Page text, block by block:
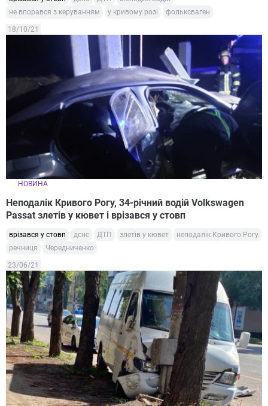
не впорався з керуванням
у кривому розі фольксваген
18/10/21
НОВИНА
Неподалік Кривого Рогу, 34-річний водій Volkswagen
Passat злетів у кювет і врізався у стовп
врізався у стовп дснс ДТП злетів у кювет
неподалік Кривого Рогу
речниця
Чередниченко
23/06/21